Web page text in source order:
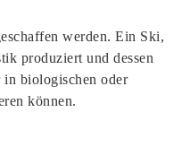
werden. Ein Ski,
produziert und dessen
in biologischen oder
können.